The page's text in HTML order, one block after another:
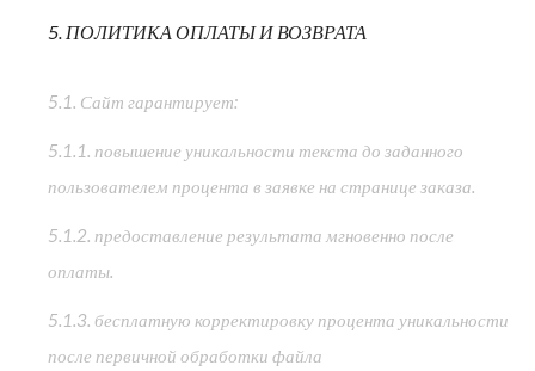
5. ПОЛИТИКА ОПЛАТЫ И ВОЗВРАТА
5.1. Сайт гарантирует:
5.1.1. повышение уникальности текста до заданного
пользователем процента в заявке на странице заказа.
5.1.2. предоставление результата мгновенно после
оплаты.
5.1.3. бесплатную корректировку процента уникальности
после первичной обработки файла